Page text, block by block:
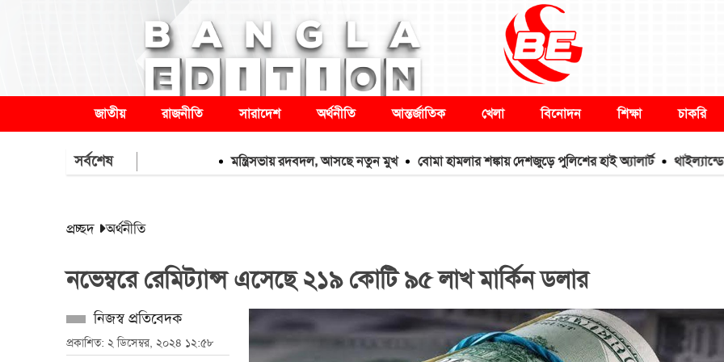
জাতীয় রাজনীতি সারাদেশ অর্থনীতি আন্তর্জাতিক খেলা বিনোদন শিক্ষা চাকরি
সর্বশেষ মন্ত্রিসভায় রদবদল, আসছে নতুন মুখ বোমা হামলার শঙ্কায় দেশজুড়ে পুলিশের হাই অ্যালার্ট থাইল্যান্ডে
প্রচ্ছদ অর্থনীতি
নভেম্বরে রেমিট্যান্স এসেছে ২১৯ কোটি ৯৫ লাখ মার্কিন ডলার
নিজস্ব প্রতিবেদক
প্রকাশিত: ২ ডিসেম্বর, ২০২৪ ১২:৫৮